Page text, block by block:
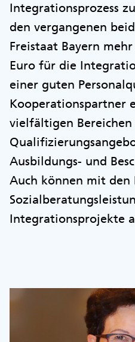
Integrationsprozess
den vergangenen
Freistaat Bayern
Euro für die
einer guten
Kooperationspartner
vielfältigen Bereichen
Ausbildungs- und
Auch können mit
Integrationsprojekte